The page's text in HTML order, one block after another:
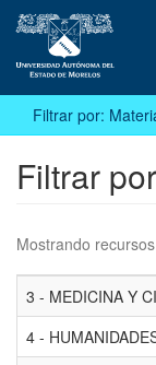
Filtrar por:
Filtrar
Mostrando
3 - MEDICINA Y
4 -